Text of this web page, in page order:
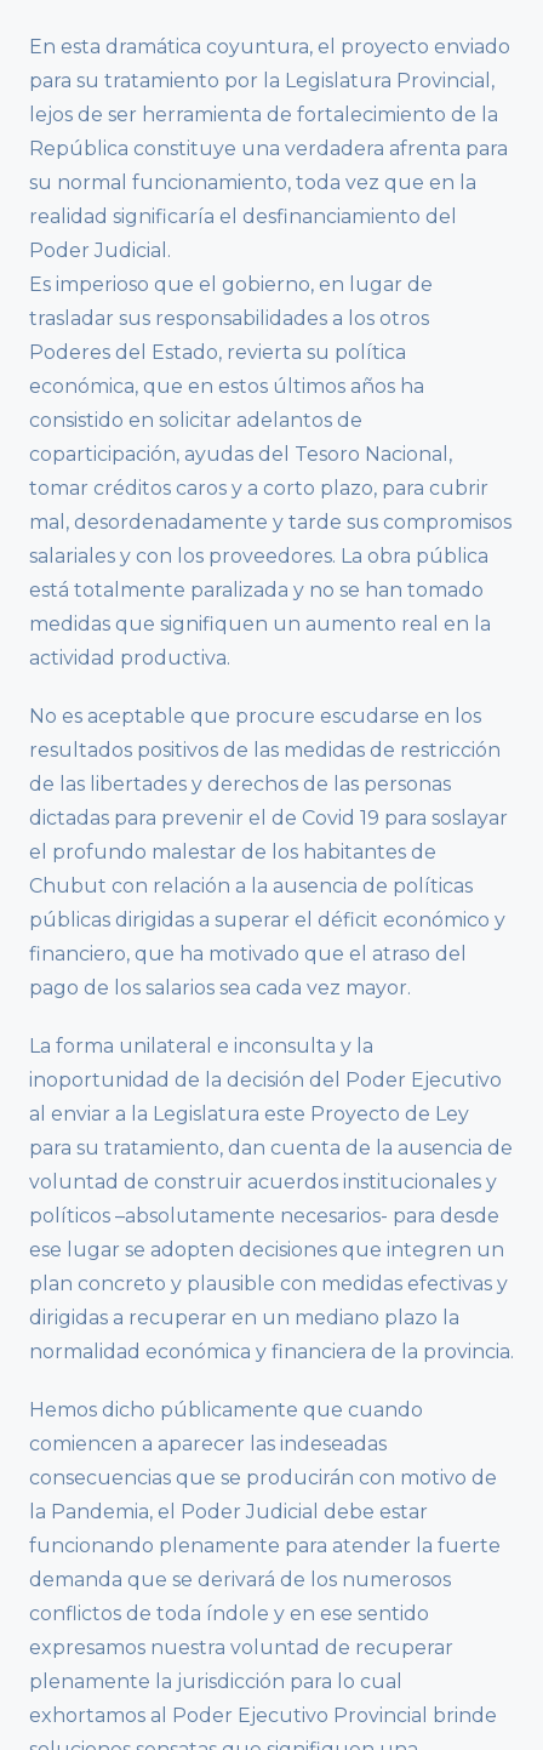
En esta dramática coyuntura, el proyecto enviado
para su tratamiento por la Legislatura Provincial,
lejos de ser herramienta de fortalecimiento de la
República constituye una verdadera afrenta para
su normal funcionamiento, toda vez que en la
realidad significaría el desfinanciamiento del
Poder Judicial.
Es imperioso que el gobierno, en lugar de
trasladar sus responsabilidades a los otros
Poderes del Estado, revierta su política
económica, que en estos últimos años ha
consistido en solicitar adelantos de
coparticipación, ayudas del Tesoro Nacional,
tomar créditos caros y a corto plazo, para cubrir
mal, desordenadamente y tarde sus compromisos
salariales y con los proveedores. La obra pública
está totalmente paralizada y no se han tomado
medidas que signifiquen un aumento real en la
actividad productiva.
No es aceptable que procure escudarse en los
resultados positivos de las medidas de restricción
de las libertades y derechos de las personas
dictadas para prevenir el de Covid 19 para soslayar
el profundo malestar de los habitantes de
Chubut con relación a la ausencia de políticas
públicas dirigidas a superar el déficit económico y
financiero, que ha motivado que el atraso del
pago de los salarios sea cada vez mayor.
La forma unilateral e inconsulta y la
inoportunidad de la decisión del Poder Ejecutivo
al enviar a la Legislatura este Proyecto de Ley
para su tratamiento, dan cuenta de la ausencia de
voluntad de construir acuerdos institucionales y
políticos –absolutamente necesarios- para desde
ese lugar se adopten decisiones que integren un
plan concreto y plausible con medidas efectivas y
dirigidas a recuperar en un mediano plazo la
normalidad económica y financiera de la provincia.
Hemos dicho públicamente que cuando
comiencen a aparecer las indeseadas
consecuencias que se producirán con motivo de
la Pandemia, el Poder Judicial debe estar
funcionando plenamente para atender la fuerte
demanda que se derivará de los numerosos
conflictos de toda índole y en ese sentido
expresamos nuestra voluntad de recuperar
plenamente la jurisdicción para lo cual
exhortamos al Poder Ejecutivo Provincial brinde